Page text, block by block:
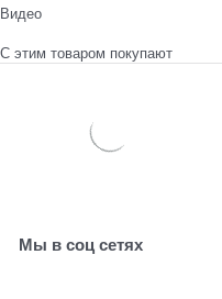
Видео
С этим товаром покупают
Мы в соц сетях